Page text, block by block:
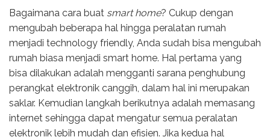
Bagaimana cara buat smart home? Cukup dengan
mengubah beberapa hal hingga peralatan rumah
menjadi technology friendly, Anda sudah bisa mengubah
rumah biasa menjadi smart home. Hal pertama yang
bisa dilakukan adalah mengganti sarana penghubung
perangkat elektronik canggih, dalam hal ini merupakan
saklar. Kemudian langkah berikutnya adalah memasang
internet sehingga dapat mengatur semua peralatan
elektronik lebih mudah dan efisien. Jika kedua hal